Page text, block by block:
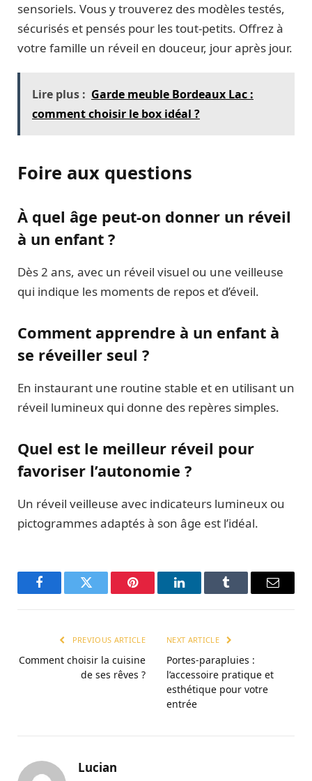
sensoriels. Vous y trouverez des modèles testés,
sécurisés et pensés pour les tout-petits. Offrez à
votre famille un réveil en douceur, jour après jour.
Lire plus : Garde meuble Bordeaux Lac :
comment choisir le box idéal ?
Foire aux questions
À quel âge peut-on donner un réveil
à un enfant ?
Dès 2 ans, avec un réveil visuel ou une veilleuse
qui indique les moments de repos et d’éveil.
Comment apprendre à un enfant à
se réveiller seul ?
En instaurant une routine stable et en utilisant un
réveil lumineux qui donne des repères simples.
Quel est le meilleur réveil pour
favoriser l’autonomie ?
Un réveil veilleuse avec indicateurs lumineux ou
pictogrammes adaptés à son âge est l’idéal.
FacebookTwitter Pinterest LinkedInTumblr Email
PREVIOUS ARTICLE
Comment choisir la cuisine
de ses rêves ?
NEXT ARTICLE
Portes-parapluies :
l’accessoire pratique et
esthétique pour votre
entrée
Lucian